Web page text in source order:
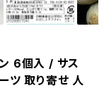
6個入 / サス
ツ 取り寄せ 人